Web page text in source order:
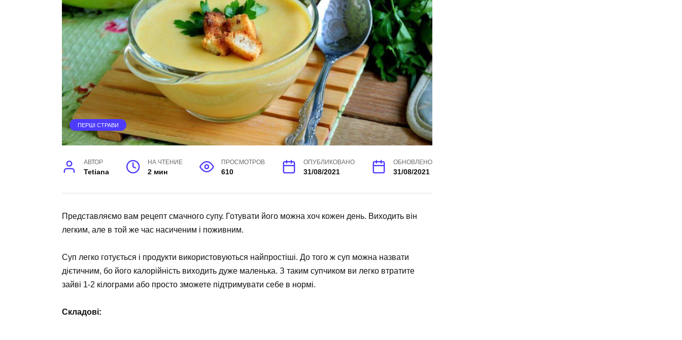
ПЕРШІ СТРАВИ
АВТОР
Tetiana
НА ЧТЕНИЕ
2 мин
ПРОСМОТРОВ
610
ОПУБЛИКОВАНО
31/08/2021
ОБНОВЛЕНО
31/08/2021
Представляємо вам рецепт смачного супу. Готувати його можна хоч кожен день. Виходить він
легким, але в той же час насиченим і поживним.
Суп легко готується і продукти використовуються найпростіші. До того ж суп можна назвати
дієтичним, бо його калорійність виходить дуже маленька. З таким супчиком ви легко втратите
зайві 1-2 кілограми або просто зможете підтримувати себе в нормі.
Складові: